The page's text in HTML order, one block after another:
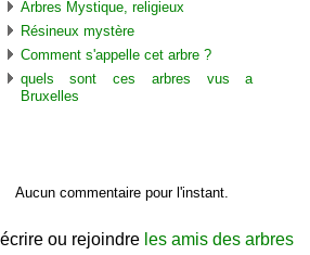
Arbres Mystique, religieux
Résineux mystère
Comment s'appelle cet arbre ?
quels sont ces arbres vus a
Bruxelles
Aucun commentaire pour l'instant.
écrire ou rejoindre les amis des arbres